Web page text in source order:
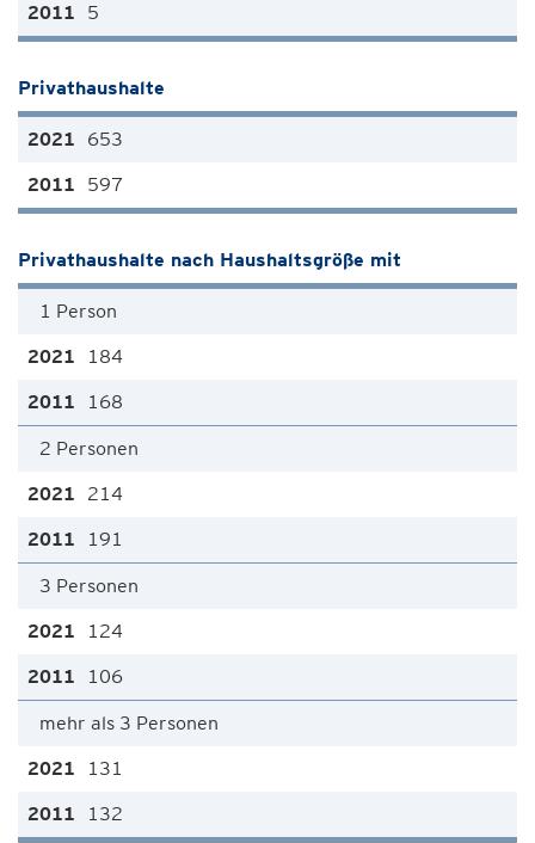
5
Privathaushalte
653
597
Privathaushalte nach Haushaltsgröße mit
1 Person
184
168
2 Personen
214
191
3 Personen
124
106
mehr als 3 Personen
131
132